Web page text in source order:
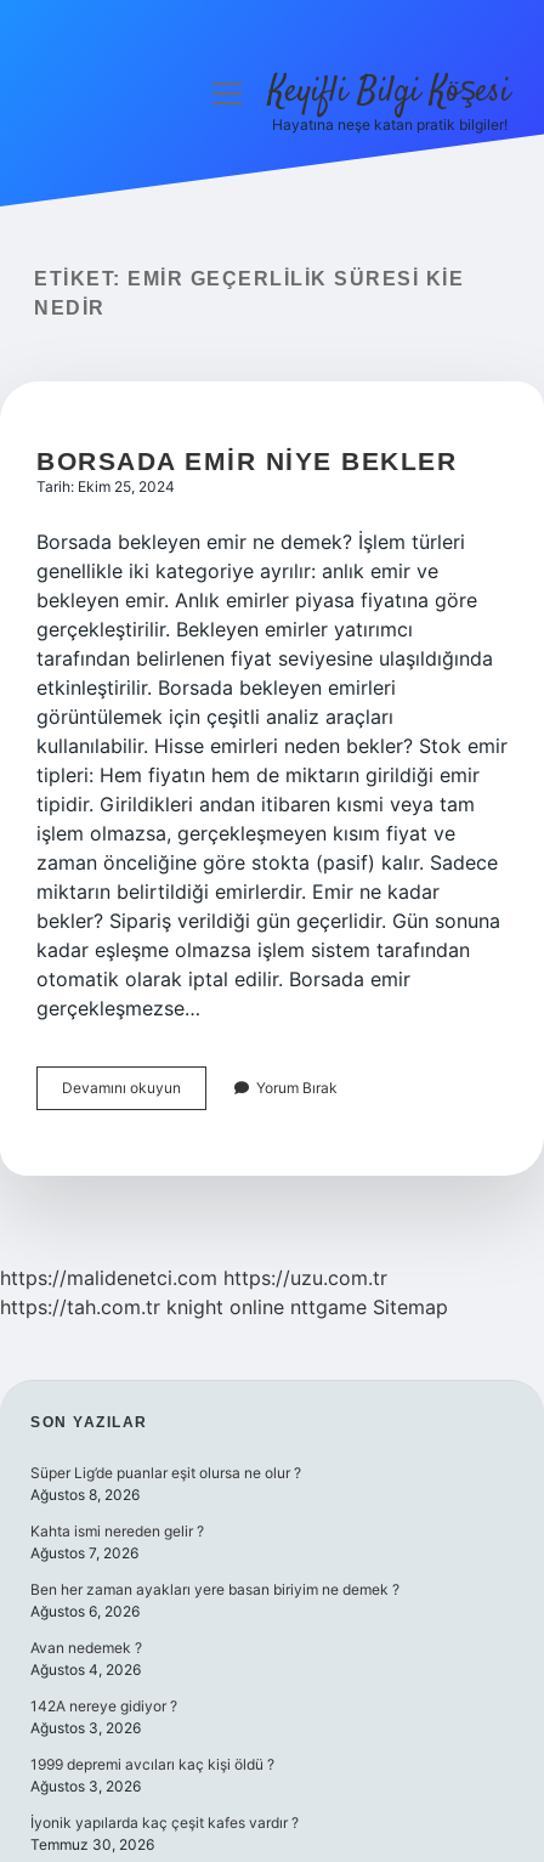
Yasal Uyarı
menüyüKeyifli Bilgi Köşesi
Hayatına neşe katan pratik bilgiler!
ETIKET:
EMIR GEÇERLILIK SÜRESI KIE
NEDIR
BORSADA EMIR NIYE BEKLER
Tarih: Ekim 25, 2024
Borsada bekleyen emir ne demek? İşlem türleri
genellikle iki kategoriye ayrılır: anlık emir ve
bekleyen emir. Anlık emirler piyasa fiyatına göre
gerçekleştirilir. Bekleyen emirler yatırımcı
tarafından belirlenen fiyat seviyesine ulaşıldığında
etkinleştirilir. Borsada bekleyen emirleri
görüntülemek için çeşitli analiz araçları
kullanılabilir. Hisse emirleri neden bekler? Stok emir
tipleri: Hem fiyatın hem de miktarın girildiği emir
tipidir. Girildikleri andan itibaren kısmi veya tam
işlem olmazsa, gerçekleşmeyen kısım fiyat ve
zaman önceliğine göre stokta (pasif) kalır. Sadece
miktarın belirtildiği emirlerdir. Emir ne kadar
bekler? Sipariş verildiği gün geçerlidir. Gün sonuna
kadar eşleşme olmazsa işlem sistem tarafından
otomatik olarak iptal edilir. Borsada emir
gerçekleşmezse…
Devamını okuyun Borsada
Emir
Yorum Bırak
https://malidenetci.com https://uzu.com.tr
https://tah.com.tr knight online nttgame Sitemap
SIDEBAR
SON YAZILAR
Süper Lig’de puanlar eşit olursa ne olur ?
Ağustos 8, 2026
Kahta ismi nereden gelir ?
Ağustos 7, 2026
Ben her zaman ayakları yere basan biriyim ne demek ?
Ağustos 6, 2026
Avan nedemek ?
Ağustos 4, 2026
142A nereye gidiyor ?
Ağustos 3, 2026
1999 depremi avcıları kaç kişi öldü ?
Ağustos 3, 2026
İyonik yapılarda kaç çeşit kafes vardır ?
Temmuz 30, 2026